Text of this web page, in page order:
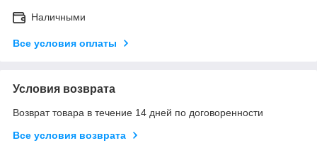
Наличными
Все условия оплаты
Условия возврата
Возврат товара в течение 14 дней по договоренности
Все условия возврата